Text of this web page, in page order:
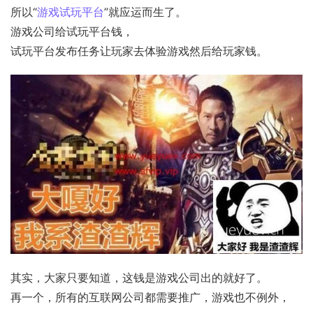
所以“游戏试玩平台”就应运而生了。
游戏公司给试玩平台钱，
试玩平台发布任务让玩家去体验游戏然后给玩家钱。
其实，大家只要知道，这钱是游戏公司出的就好了。
再一个，所有的互联网公司都需要推广，游戏也不例外，